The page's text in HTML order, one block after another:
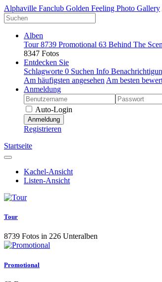
Alphaville Fanclub Golden Feeling Photo Gallery
Alben
Tour8739 Promotional 63 Behind The
8347 Fotos
Entdecken Sie
Schlagworte 0 Suchen Info
Am häufigsten angesehen Am besten
Anmeldung
Auto-Login
Anmeldung
Registrieren
Startseite
Kachel-Ansicht
Listen-Ansicht
Tour
8739 Fotos in 226 Unteralben
Promotional